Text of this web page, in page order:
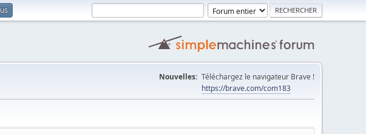
Nouvelles: Téléchargez le navigateur Brave !
https://brave.com/com183